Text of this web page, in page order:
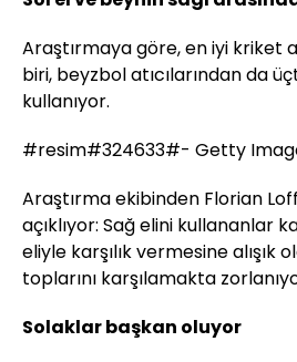
Araştırmaya göre, en iyi kriket
biri, beyzbol atıcılarından da
kullanıyor.
#resim#324633#- Getty
Araştırma ekibinden Florian
açıklıyor: Sağ elini kullananlar
eliyle karşılık vermesine alışık
toplarını karşılamakta
Solaklarbaşkan oluyor